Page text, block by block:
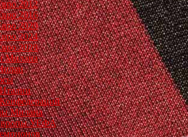
2012
2016
2020
2024
2028
Милана
Милана
УЕФА